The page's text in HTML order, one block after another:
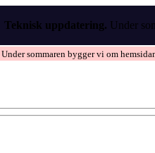
Teknisk uppdatering. Under
Under sommaren bygger vi om